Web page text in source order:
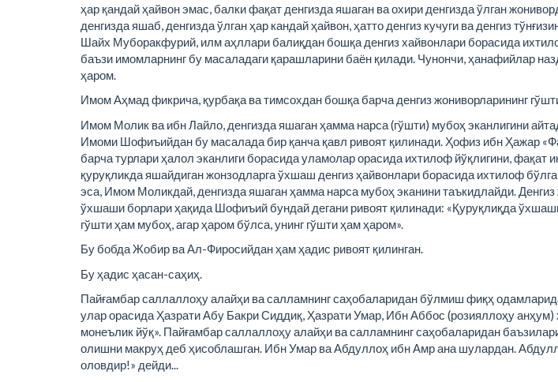
ҳар қандай ҳайвон эмас, балки фақат денгизда яшаган ва охири денгизда ўлган
денгизда яшаб, денгизда ўлган ҳар кандай ҳайвон, ҳатто денгиз кучуги ва денгиз
Шайх Муборакфурий, илм аҳллари балиқдан бошқа денгиз хайвонлари борасида
баъзи имомларнинг бу масаладаги қарашларини баён қилади. Чунончи, ҳанафийлар
ҳаром.
Имом Аҳмад фикрича, қурбақа ва тимсохдан бошқа барча денгиз жониворларининг
Имом Молик ва ибн Лайло, денгизда яшаган ҳамма нарса (гўшти) мубоҳ эканлигини
Имоми Шофиъийдан бу масалада бир қанча қавл ривоят қилинади. Ҳофиз ибн Ҳажар
барча турлари ҳалол эканлиги борасида уламолар орасида ихтилоф йўқлигини, фақат
қуруқликда яшайдиган жонзодларга ўхшаш денгиз ҳайвонлари борасида ихтилоф
эса, Имом Моликдай, денгизда яшаган ҳамма нарса мубоҳ эканини таъкидлайди.
ўхшаши борлари ҳақида Шофиъий бундай дегани ривоят қилинади: «Қуруқлиқда
гўшти ҳам мубоҳ, агар ҳаром бўлса, унинг гўшти ҳам ҳаром».
Бу бобда Жобир ва Ал-Фиросийдан ҳам ҳадис ривоят қилинган.
Бу ҳадис ҳасан-саҳиҳ.
Пайғамбар саллаллоҳу алайҳи ва салламнинг саҳобаларидан бўлмиш фиқҳ
улар орасида Ҳазрати Абу Бакри Сиддиқ, Ҳазрати Умар, Ибн Аббос (розияллоҳу анҳум)
монеълик йўқ». Пайғамбар саллаллоҳу алайҳи ва салламнинг саҳобаларидан
олишни макруҳ деб ҳисоблашган. Ибн Умар ва Абдуллоҳ ибн Амр ана шулардан.
оловдир!» дейди...